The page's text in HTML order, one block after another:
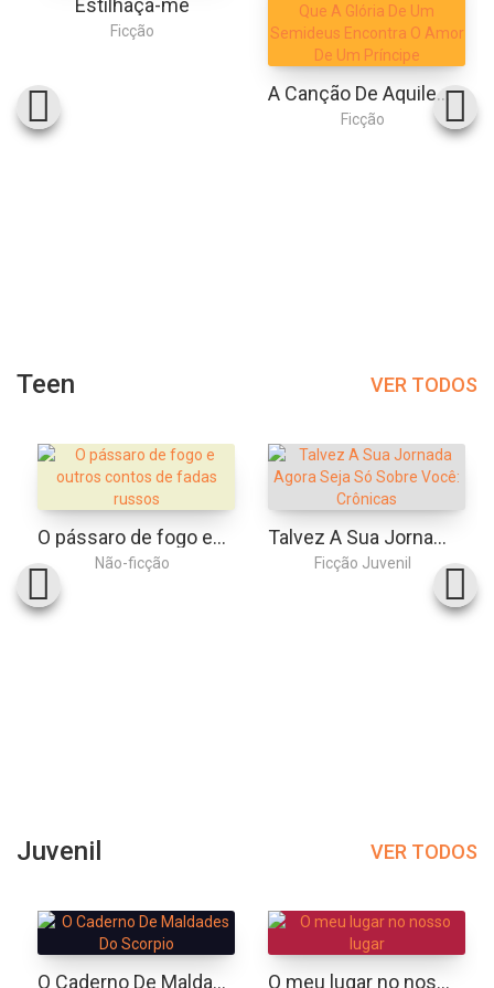
Ficção
A Canção De Aquiles: Uma Releitura Da Ilíada, Em Que A Glória De Um Semideus Encontra O Amor De Um Príncipe
Ficção
Teen VER TODOS
O pássaro de fogo e outros contos de fadas russos
Não-ficção
Talvez A Sua Jornada Agora Seja Só Sobre Você: Crônicas
Ficção Juvenil
Juvenil VER TODOS
O Caderno De Maldades Do Scorpio O meu lugar no nosso lugar